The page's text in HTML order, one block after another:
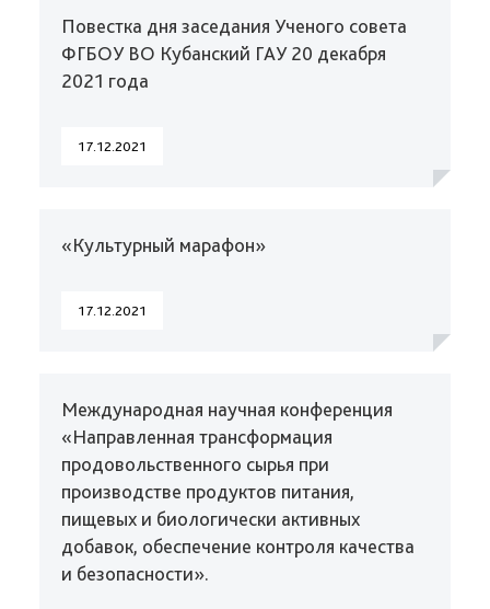
Повестка дня заседания Ученого совета
ФГБОУ ВО Кубанский ГАУ 20 декабря
2021 года
17.12.2021
«Культурный марафон»
17.12.2021
Международная научная конференция
«Направленная трансформация
продовольственного сырья при
производстве продуктов питания,
пищевых и биологически активных
добавок, обеспечение контроля качества
и безопасности».